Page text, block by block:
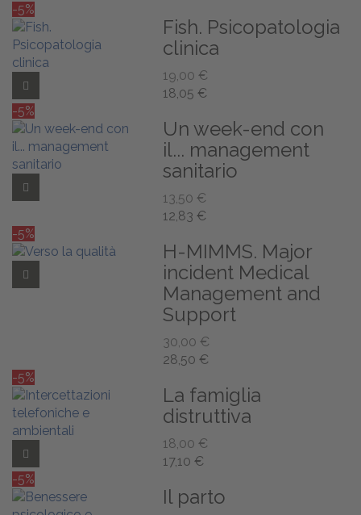
-5%
Fish. Psicopatologia
clinica
19,00 €
18,05 €
-5%
Un week-end con
il... management
sanitario
13,50 €
12,83 €
-5%
H-MIMMS. Major
incident Medical
Management and
Support
30,00 €
28,50 €
-5%
La famiglia
distruttiva
18,00 €
17,10 €
-5%
Il parto